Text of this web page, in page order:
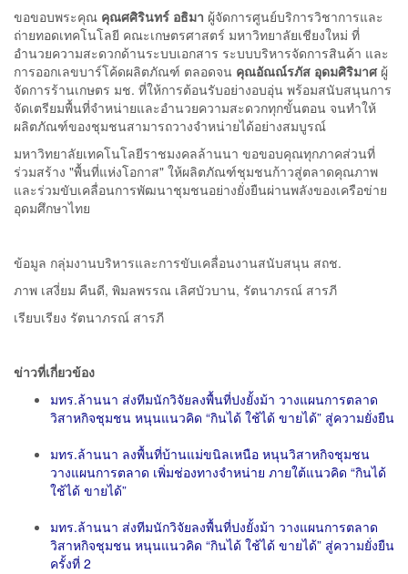
ขอขอบพระคุณ คุณศศิรินทร์ อธิมา ผู้จัดการศูนย์บริการวิชาการและ
ถ่ายทอดเทคโนโลยี คณะเกษตรศาสตร์ มหาวิทยาลัยเชียงใหม่ ที่
อำนวยความสะดวกด้านระบบเอกสาร ระบบบริหารจัดการสินค้า และ
การออกเลขบาร์โค้ดผลิตภัณฑ์ ตลอดจน คุณอัณณ์รภัส อุดมศิริมาศผู้
จัดการร้านเกษตร มช. ที่ให้การต้อนรับอย่างอบอุ่น พร้อมสนับสนุนการ
จัดเตรียมพื้นที่จำหน่ายและอำนวยความสะดวกทุกขั้นตอน จนทำให้
ผลิตภัณฑ์ของชุมชนสามารถวางจำหน่ายได้อย่างสมบูรณ์
มหาวิทยาลัยเทคโนโลยีราชมงคลล้านนา ขอขอบคุณทุกภาคส่วนที่
ร่วมสร้าง "พื้นที่แห่งโอกาส" ให้ผลิตภัณฑ์ชุมชนก้าวสู่ตลาดคุณภาพ
และร่วมขับเคลื่อนการพัฒนาชุมชนอย่างยั่งยืนผ่านพลังของเครือข่าย
อุดมศึกษาไทย
ข้อมูล กลุ่มงานบริหารและการขับเคลื่อนงานสนับสนุน สถช.
ภาพ เสงี่ยม คืนดี, พิมลพรรณ เลิศบัวบาน, รัตนาภรณ์ สารภี
เรียบเรียง รัตนาภรณ์ สารภี
ข่าวที่เกี่ยวข้อง
มทร.ล้านนา ส่งทีมนักวิจัยลงพื้นที่ปงยั้งม้า วางแผนการตลาด
วิสาหกิจชุมชน หนุนแนวคิด “กินได้ ใช้ได้ ขายได้” สู่ความยั่งยืน
มทร.ล้านนา ลงพื้นที่บ้านแม่ขนิลเหนือ หนุนวิสาหกิจชุมชน
วางแผนการตลาด เพิ่มช่องทางจำหน่าย ภายใต้แนวคิด “กินได้
ใช้ได้ ขายได้”
มทร.ล้านนา ส่งทีมนักวิจัยลงพื้นที่ปงยั้งม้า วางแผนการตลาด
วิสาหกิจชุมชน หนุนแนวคิด “กินได้ ใช้ได้ ขายได้” สู่ความยั่งยืน
ครั้งที่ 2